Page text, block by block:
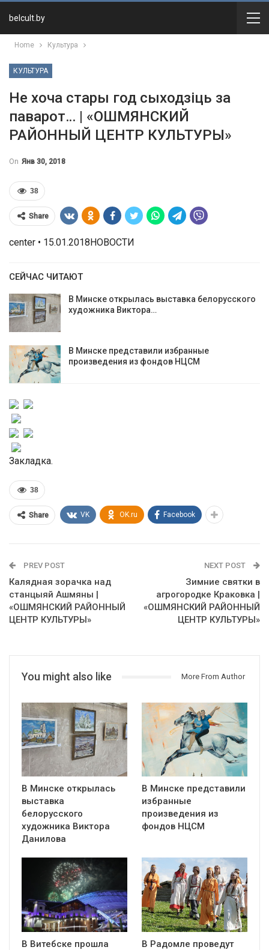
belcult.by
Home Культура
КУЛЬТУРА
Не хоча стары год сыходзіць за
паварот… | «ОШМЯНСКИЙ
РАЙОННЫЙ ЦЕНТР КУЛЬТУРЫ»
On Янв 30, 2018
38
Share
center • 15.01.2018НОВОСТИ
СЕЙЧАС ЧИТАЮТ
В Минске открылась выставка белорусского
художника Виктора…
В Минске представили избранные
произведения из фондов НЦСМ
Закладка.
38
Share VK OK.ru Facebook
PREV POST
Калядная зорачка над
станцыяй Ашмяны |
«ОШМЯНСКИЙ РАЙОННЫЙ
ЦЕНТР КУЛЬТУРЫ»
NEXT POST
Зимние святки в
агрогородке Краковка |
«ОШМЯНСКИЙ РАЙОННЫЙ
ЦЕНТР КУЛЬТУРЫ»
You might also like More From Author
В Минске открылась
выставка
белорусского
художника Виктора
Данилова
В Минске представили
избранные
произведения из
фондов НЦСМ
В Витебске прошла
В Радомле проведут